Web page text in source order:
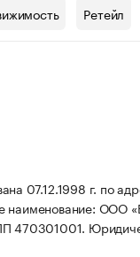
Ретейл
07.12.1998 г. по
наименование: ООО
470301001.